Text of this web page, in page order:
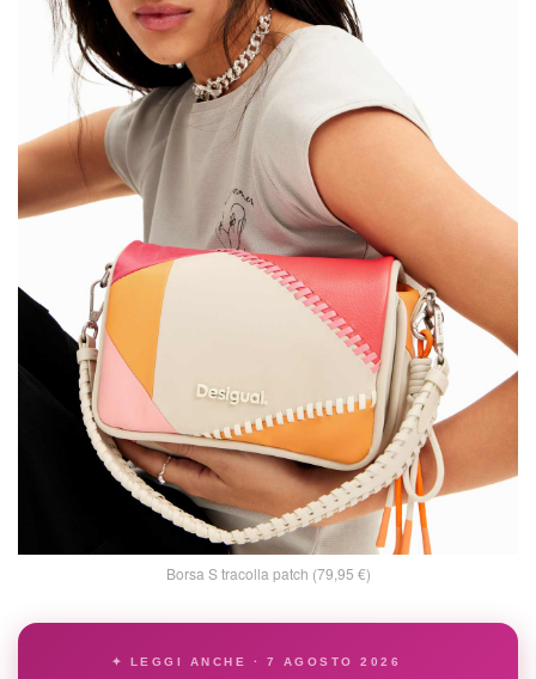
Borsa S tracolla patch (79,95 €)
✦ LEGGI ANCHE · 7 AGOSTO 2026